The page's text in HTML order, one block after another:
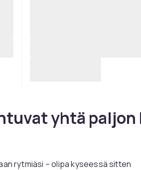
yhtä paljon
rytmiäsi – olipa kyseessä sitten